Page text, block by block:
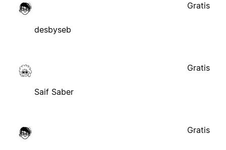
desbyseb
Gratis
Saif Saber
Gratis
Gratis